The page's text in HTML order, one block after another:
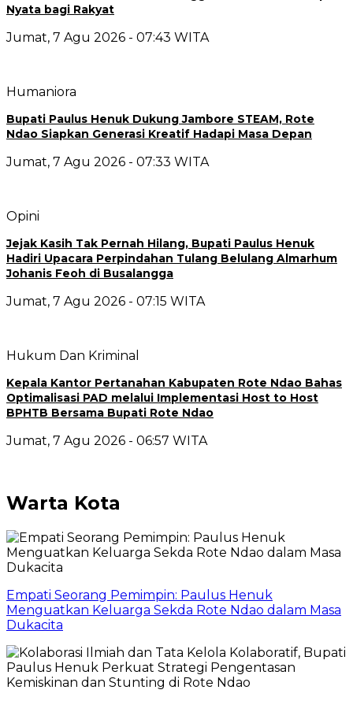
Nyata bagi Rakyat
Jumat, 7 Agu 2026 - 07:43 WITA
Humaniora
Bupati Paulus Henuk Dukung Jambore STEAM, Rote
Ndao Siapkan Generasi Kreatif Hadapi Masa Depan
Jumat, 7 Agu 2026 - 07:33 WITA
Opini
Jejak Kasih Tak Pernah Hilang, Bupati Paulus Henuk
Hadiri Upacara Perpindahan Tulang Belulang Almarhum
Johanis Feoh di Busalangga
Jumat, 7 Agu 2026 - 07:15 WITA
Hukum Dan Kriminal
Kepala Kantor Pertanahan Kabupaten Rote Ndao Bahas
Optimalisasi PAD melalui Implementasi Host to Host
BPHTB Bersama Bupati Rote Ndao
Jumat, 7 Agu 2026 - 06:57 WITA
Warta Kota
Empati Seorang Pemimpin: Paulus Henuk
Menguatkan Keluarga Sekda Rote Ndao dalam Masa
Dukacita